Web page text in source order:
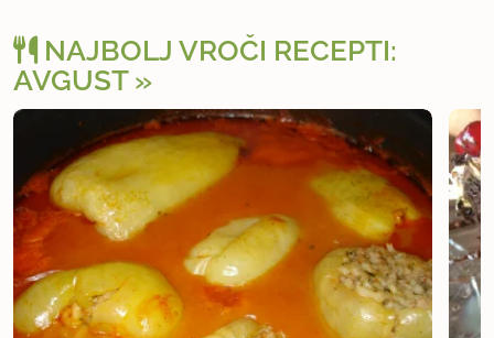
NAJBOLJ VROČI RECEPTI:
AVGUST